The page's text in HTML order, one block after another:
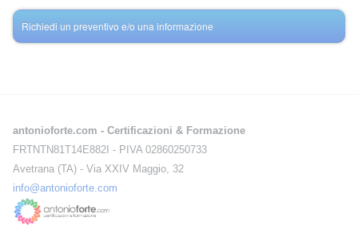
Richiedi un preventivo e/o una informazione
antonioforte.com - Certificazioni & Formazione
FRTNTN81T14E882I - PIVA 02860250733
Avetrana (TA) - Via XXIV Maggio, 32
info@antonioforte.com